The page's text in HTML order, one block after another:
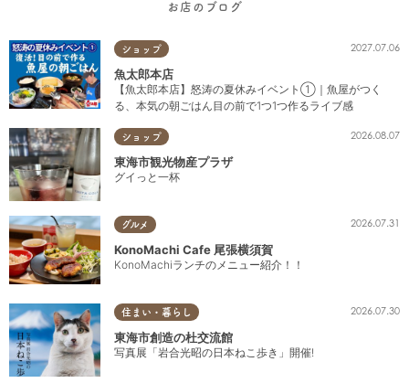
お店のブログ
ショップ 2027.07.06
魚太郎本店
【魚太郎本店】怒涛の夏休みイベント①｜魚屋がつく
る、本気の朝ごはん目の前で1つ1つ作るライブ感
ショップ 2026.08.07
東海市観光物産プラザ
グイっと一杯
グルメ 2026.07.31
KonoMachi Cafe 尾張横須賀
KonoMachiランチのメニュー紹介！！
住まい・暮らし 2026.07.30
東海市創造の杜交流館
写真展「岩合光昭の日本ねこ歩き」開催!